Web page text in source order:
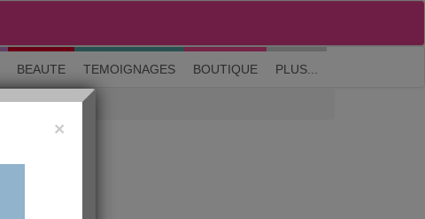
M'inscrire| Me connecter| ? Visite guidée
BEAUTE TEMOIGNAGES BOUTIQUE PLUS...
×